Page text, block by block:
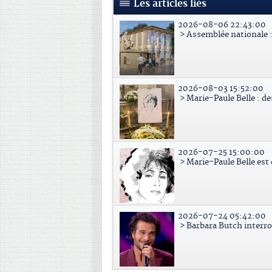
Les articles liés
2026-08-06 22:43:00
> Assemblée nationale
2026-08-03 15:52:00
> Marie-Paule Belle :
2026-07-25 15:00:00
> Marie-Paule Belle est
2026-07-24 05:42:00
> Barbara Butch